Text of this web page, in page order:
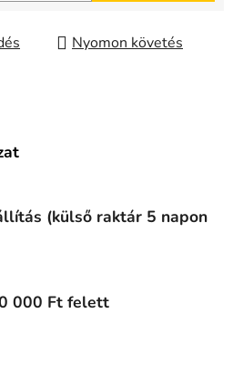
Nyomon követés
(külső raktár 5 napon
000 Ft felett